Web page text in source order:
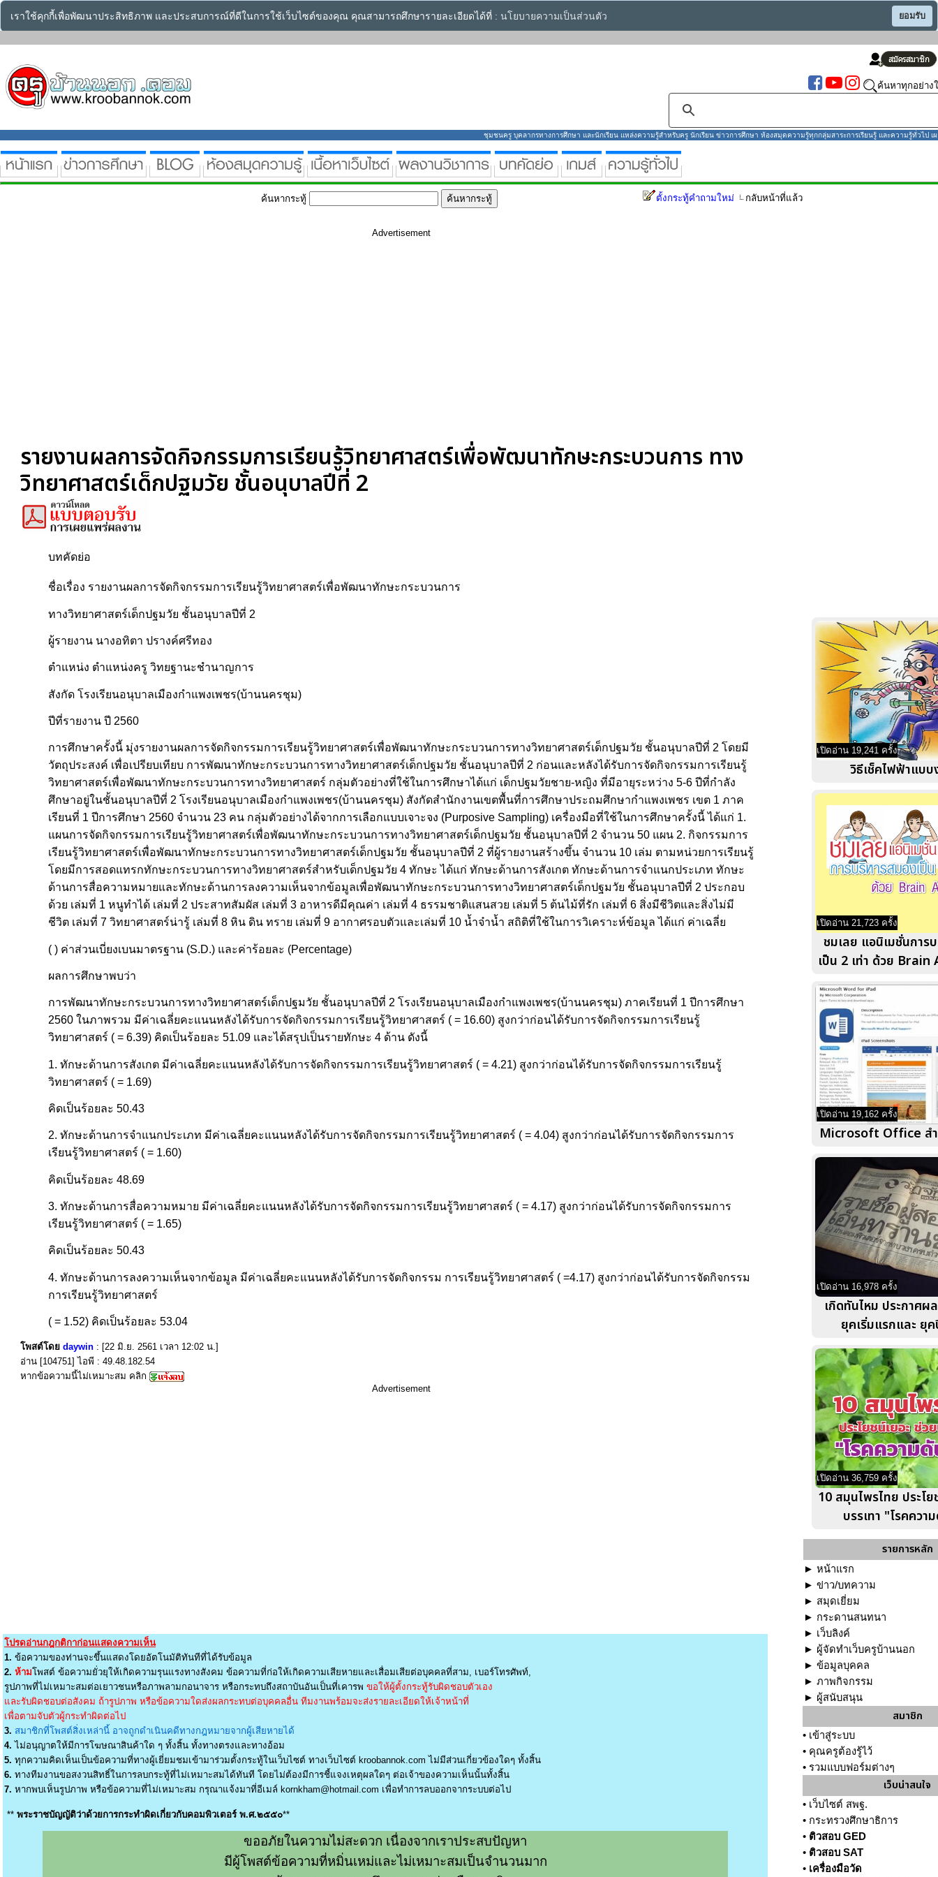
เราใช้คุกกี้เพื่อพัฒนาประสิทธิภาพ และประสบการณ์ที่ดีในการใช้เว็บไซต์ของคุณ คุณสามารถศึกษารายละเอียดได้ที่ : นโยบายความเป็นส่วนตัว ยอมรับ
ค้นหาทุกอย่าง
ชุมชนครู บุคลากรทางการศึกษา และนักเรียน แหล่งความรู้สำหรับครู นักเรียน ข่าวการศึกษา ห้องสมุดความรู้ทุกกลุ่มสาระการเรียนรู้ และความรู้ทั่วไป เ
ค้นหากระทู้ ตั้งกระทู้คำถามใหม่ กลับหน้าที่แล้ว
Advertisement
รายงานผลการจัดกิจกรรมการเรียนรู้วิทยาศาสตร์เพื่อพัฒนาทักษะกระบวนการ ทาง
วิทยาศาสตร์เด็กปฐมวัย ชั้นอนุบาลปีที่ 2
บทคัดย่อ
ชื่อเรื่อง รายงานผลการจัดกิจกรรมการเรียนรู้วิทยาศาสตร์เพื่อพัฒนาทักษะกระบวนการ
ทางวิทยาศาสตร์เด็กปฐมวัย ชั้นอนุบาลปีที่ 2
ผู้รายงาน นางอทิตา ปรางค์ศรีทอง
ตำแหน่ง ตำแหน่งครู วิทยฐานะชำนาญการ
สังกัด โรงเรียนอนุบาลเมืองกำแพงเพชร(บ้านนครชุม)
ปีที่รายงาน ปี 2560
การศึกษาครั้งนี้ มุ่งรายงานผลการจัดกิจกรรมการเรียนรู้วิทยาศาสตร์เพื่อพัฒนาทักษะกระบวนการทางวิทยาศาสตร์เด็กปฐมวัย ชั้นอนุบาลปีที่ 2 โดยมี
วัตถุประสงค์ เพื่อเปรียบเทียบ การพัฒนาทักษะกระบวนการทางวิทยาศาสตร์เด็กปฐมวัย ชั้นอนุบาลปีที่ 2 ก่อนและหลังได้รับการจัดกิจกรรมการเรียนรู้
วิทยาศาสตร์เพื่อพัฒนาทักษะกระบวนการทางวิทยาศาสตร์ กลุ่มตัวอย่างที่ใช้ในการศึกษาได้แก่ เด็กปฐมวัยชาย-หญิง ที่มีอายุระหว่าง 5-6 ปีที่กำลัง
ศึกษาอยู่ในชั้นอนุบาลปีที่ 2 โรงเรียนอนุบาลเมืองกำแพงเพชร(บ้านนครชุม) สังกัดสำนักงานเขตพื้นที่การศึกษาประถมศึกษากำแพงเพชร เขต 1 ภาค
เรียนที่ 1 ปีการศึกษา 2560 จำนวน 23 คน กลุ่มตัวอย่างได้จากการเลือกแบบเจาะจง (Purposive Sampling) เครื่องมือที่ใช้ในการศึกษาครั้งนี้ ได้แก่ 1.
แผนการจัดกิจกรรมการเรียนรู้วิทยาศาสตร์เพื่อพัฒนาทักษะกระบวนการทางวิทยาศาสตร์เด็กปฐมวัย ชั้นอนุบาลปีที่ 2 จำนวน 50 แผน 2. กิจกรรมการ
เรียนรู้วิทยาศาสตร์เพื่อพัฒนาทักษะกระบวนการทางวิทยาศาสตร์เด็กปฐมวัย ชั้นอนุบาลปีที่ 2 ที่ผู้รายงานสร้างขึ้น จำนวน 10 เล่ม ตามหน่วยการเรียนรู้
โดยมีการสอดแทรกทักษะกระบวนการทางวิทยาศาสตร์สำหรับเด็กปฐมวัย 4 ทักษะ ได้แก่ ทักษะด้านการสังเกต ทักษะด้านการจำแนกประเภท ทักษะ
ด้านการสื่อความหมายและทักษะด้านการลงความเห็นจากข้อมูลเพื่อพัฒนาทักษะกระบวนการทางวิทยาศาสตร์เด็กปฐมวัย ชั้นอนุบาลปีที่ 2 ประกอบ
ด้วย เล่มที่ 1 หนูทำได้ เล่มที่ 2 ประสาทสัมผัส เล่มที่ 3 อาหารดีมีคุณค่า เล่มที่ 4 ธรรมชาติแสนสวย เล่มที่ 5 ต้นไม้ที่รัก เล่มที่ 6 สิ่งมีชีวิตและสิ่งไม่มี
ชีวิต เล่มที่ 7 วิทยาศาสตร์น่ารู้ เล่มที่ 8 หิน ดิน ทราย เล่มที่ 9 อากาศรอบตัวและเล่มที่ 10 น้ำจ๋าน้ำ สถิติที่ใช้ในการวิเคราะห์ข้อมูล ได้แก่ ค่าเฉลี่ย
( ) ค่าส่วนเบี่ยงเบนมาตรฐาน (S.D.) และค่าร้อยละ (Percentage)
ผลการศึกษาพบว่า
การพัฒนาทักษะกระบวนการทางวิทยาศาสตร์เด็กปฐมวัย ชั้นอนุบาลปีที่ 2 โรงเรียนอนุบาลเมืองกำแพงเพชร(บ้านนครชุม) ภาคเรียนที่ 1 ปีการศึกษา
2560 ในภาพรวม มีค่าเฉลี่ยคะแนนหลังได้รับการจัดกิจกรรมการเรียนรู้วิทยาศาสตร์ ( = 16.60) สูงกว่าก่อนได้รับการจัดกิจกรรมการเรียนรู้
วิทยาศาสตร์ ( = 6.39) คิดเป็นร้อยละ 51.09 และได้สรุปเป็นรายทักษะ 4 ด้าน ดังนี้
1. ทักษะด้านการสังเกต มีค่าเฉลี่ยคะแนนหลังได้รับการจัดกิจกรรมการเรียนรู้วิทยาศาสตร์ ( = 4.21) สูงกว่าก่อนได้รับการจัดกิจกรรมการเรียนรู้
วิทยาศาสตร์ ( = 1.69)
คิดเป็นร้อยละ 50.43
2. ทักษะด้านการจำแนกประเภท มีค่าเฉลี่ยคะแนนหลังได้รับการจัดกิจกรรมการเรียนรู้วิทยาศาสตร์ ( = 4.04) สูงกว่าก่อนได้รับการจัดกิจกรรมการ
เรียนรู้วิทยาศาสตร์ ( = 1.60)
คิดเป็นร้อยละ 48.69
3. ทักษะด้านการสื่อความหมาย มีค่าเฉลี่ยคะแนนหลังได้รับการจัดกิจกรรมการเรียนรู้วิทยาศาสตร์ ( = 4.17) สูงกว่าก่อนได้รับการจัดกิจกรรมการ
เรียนรู้วิทยาศาสตร์ ( = 1.65)
คิดเป็นร้อยละ 50.43
4. ทักษะด้านการลงความเห็นจากข้อมูล มีค่าเฉลี่ยคะแนนหลังได้รับการจัดกิจกรรม การเรียนรู้วิทยาศาสตร์ ( =4.17) สูงกว่าก่อนได้รับการจัดกิจกรรม
การเรียนรู้วิทยาศาสตร์
( = 1.52) คิดเป็นร้อยละ 53.04
โพสต์โดย daywin : [22 มิ.ย. 2561 เวลา 12:02 น.]
อ่าน [104751] ไอพี : 49.48.182.54
หากข้อความนี้ไม่เหมาะสม คลิก
Advertisement
โปรดอ่านกฎกติกาก่อนแสดงความเห็น
1. ข้อความของท่านจะขึ้นแสดงโดยอัตโนมัติทันทีที่ได้รับข้อมูล
2. ห้ามโพสต์ ข้อความยั่วยุให้เกิดความรุนแรงทางสังคม ข้อความที่ก่อให้เกิดความเสียหายและเสื่อมเสียต่อบุคคลที่สาม, เบอร์โทรศัพท์,
รูปภาพที่ไม่เหมาะสมต่อเยาวชนหรือภาพลามกอนาจาร หรือกระทบถึงสถาบันอันเป็นที่เคารพ ขอให้ผู้ตั้งกระทู้รับผิดชอบตัวเอง
และรับผิดชอบต่อสังคม ถ้ารูปภาพ หรือข้อความใดส่งผลกระทบต่อบุคคลอื่น ทีมงานพร้อมจะส่งรายละเอียดให้เจ้าหน้าที่
เพื่อตามจับตัวผู้กระทำผิดต่อไป
3. สมาชิกที่โพสต์สิ่งเหล่านี้ อาจถูกดำเนินคดีทางกฎหมายจากผู้เสียหายได้
4. ไม่อนุญาตให้มีการโฆษณาสินค้าใด ๆ ทั้งสิ้น ทั้งทางตรงและทางอ้อม
5. ทุกความคิดเห็นเป็นข้อความที่ทางผู้เยี่ยมชมเข้ามาร่วมตั้งกระทู้ในเว็บไซต์ ทางเว็บไซต์ kroobannok.com ไม่มีส่วนเกี่ยวข้องใดๆ ทั้งสิ้น
6. ทางทีมงานขอสงวนสิทธิ์ในการลบกระทู้ที่ไม่เหมาะสมได้ทันที โดยไม่ต้องมีการชี้แจงเหตุผลใดๆ ต่อเจ้าของความเห็นนั้นทั้งสิ้น
7. หากพบเห็นรูปภาพ หรือข้อความที่ไม่เหมาะสม กรุณาแจ้งมาที่อีเมล์ kornkham@hotmail.com เพื่อทำการลบออกจากระบบต่อไป
** พระราชบัญญัติว่าด้วยการกระทำผิดเกี่ยวกับคอมพิวเตอร์ พ.ศ.๒๕๕๐**
ขออภัยในความไม่สะดวก เนื่องจากเราประสบปัญหา
มีผู้โพสต์ข้อความที่หมิ่นเหม่และไม่เหมาะสมเป็นจำนวนมาก
เปิดอ่าน 19,241 ครั้ง
วิธีเช็คไฟฟ้าแบบ
เปิดอ่าน 21,723 ครั้ง
ชมเลย แอนิเมชั่นการ
เป็น 2 เท่า ด้วย
เปิดอ่าน 19,162 ครั้ง
Microsoft Office ส
เปิดอ่าน 16,978 ครั้ง
เกิดทันไหม ประกาศผ
ยุคเริ่มแรกและ ยุ
เปิดอ่าน 36,759 ครั้ง
10 สมุนไพรไทย ประโย
บรรเทา "โรคควา
รายการหลัก
► หน้าแรก
► ข่าว/บทความ
► สมุดเยี่ยม
► กระดานสนทนา
► เว็บลิงค์
► ผู้จัดทำเว็บครูบ้านนอก
► ข้อมูลบุคคล
► ภาพกิจกรรม
► ผู้สนับสนุน
สมาชิก
• เข้าสู่ระบบ
• คุณครูต้องรู้ไว้
• รวมแบบฟอร์มต่างๆ
เว็บน่าสนใจ
• เว็บไซต์ สพฐ.
• กระทรวงศึกษาธิการ
• ติวสอบ GED
• ติวสอบ SAT
• เครื่องมือวัด